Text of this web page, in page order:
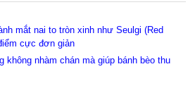
mắt nai to tròn xinh như Seulgi (Red
cực đơn giản
không nhàm chán mà giúp bánh bèo thu